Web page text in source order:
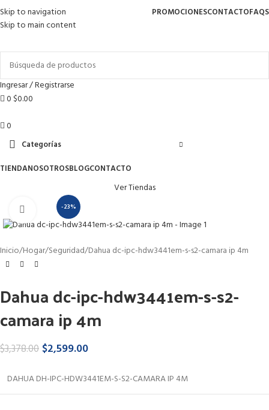
Skip to navigation
Skip to main content
PROMOCIONESCONTACTOFAQS
Envío gratis para pedidos arriba de
Ingresar / Registrarse
0 $0.00
0
Categorías
TIENDANOSOTROSBLOGCONTACTO
Ver Tiendas
-23%
Haga Click para agrandar
Inicio Hogar Seguridad Dahua dc-ipc-hdw3441em-s-s2-camara ip 4m
Dahua dc-ipc-hdw3441em-s-s2-
camara ip 4m
$3,378.00 $2,599.00
DAHUA DH-IPC-HDW3441EM-S-S2-CAMARA IP 4M